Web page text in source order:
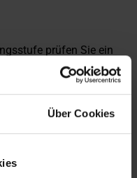
Über Cookies
prüfen Sie ein
Ihre
von
aus.